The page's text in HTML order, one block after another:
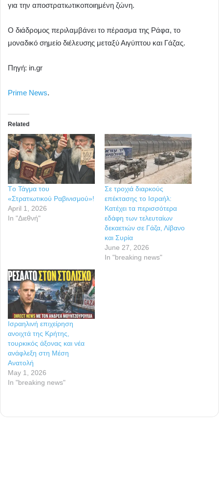
για την αποστρατιωτικοποιημένη ζώνη.
Ο διάδρομος περιλαμβάνει το πέρασμα της Ράφα, το
μοναδικό σημείο διέλευσης μεταξύ Αιγύπτου και Γάζας.
Πηγή: in.gr
Prime News.
Related
Tο Τάγμα του
«Στρατιωτικού Ραβινισμού»!
April 1, 2026
In "Διεθνή"
Σε τροχιά διαρκούς
επέκτασης το Ισραήλ:
Κατέχει τα περισσότερα
εδάφη των τελευταίων
δεκαετιών σε Γάζα, Λίβανο
και Συρία
June 27, 2026
In "breaking news"
Ισραηλινή επιχείρηση
ανοιχτά της Κρήτης,
τουρκικός άξονας και νέα
ανάφλεξη στη Μέση
Ανατολή
May 1, 2026
In "breaking news"